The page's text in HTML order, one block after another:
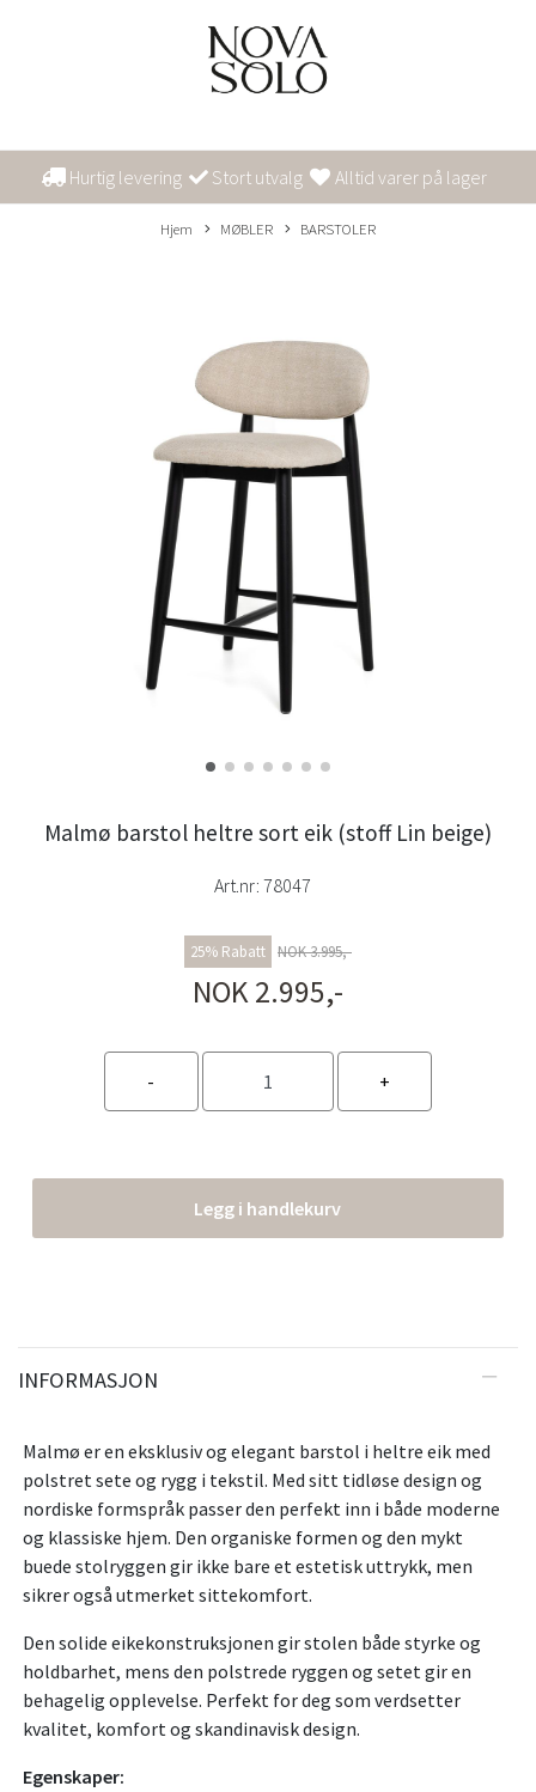
Hurtig levering Stort utvalg Alltid varer på lager
Hjem MØBLER BARSTOLER
Malmø barstol heltre sort eik (stoff Lin beige)
Art.nr: 78047
25% Rabatt NOK 3.995,-
NOK 2.995,-
Legg i handlekurv
INFORMASJON
Malmø er en eksklusiv og elegant barstol i heltre eik med
polstret sete og rygg i tekstil. Med sitt tidløse design og
nordiske formspråk passer den perfekt inn i både moderne
og klassiske hjem. Den organiske formen og den mykt
buede stolryggen gir ikke bare et estetisk uttrykk, men
sikrer også utmerket sittekomfort.
Den solide eikekonstruksjonen gir stolen både styrke og
holdbarhet, mens den polstrede ryggen og setet gir en
behagelig opplevelse. Perfekt for deg som verdsetter
kvalitet, komfort og skandinavisk design.
Egenskaper: